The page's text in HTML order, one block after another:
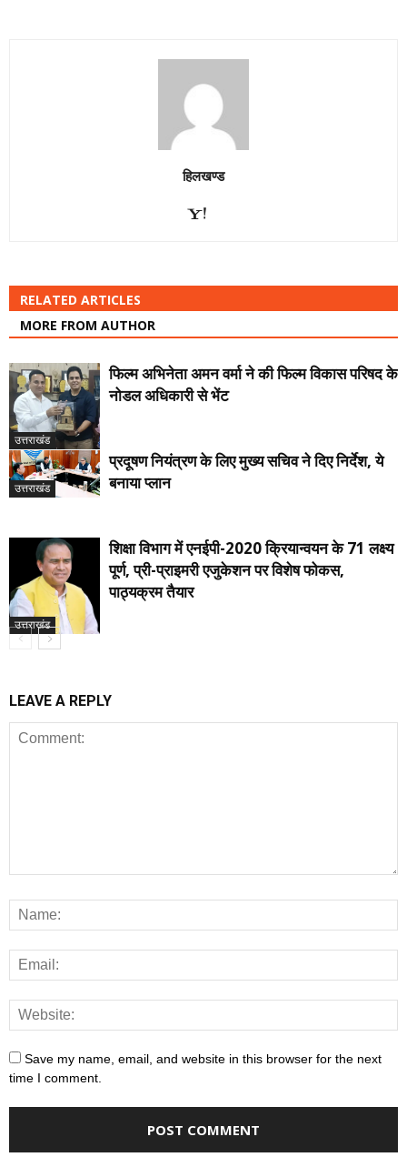
हिलखण्ड
RELATED ARTICLES
MORE FROM AUTHOR
उत्तराखंड
फिल्म अभिनेता अमन वर्मा ने की फिल्म विकास परिषद के
नोडल अधिकारी से भेंट
उत्तराखंड
प्रदूषण नियंत्रण के लिए मुख्य सचिव ने दिए निर्देश, ये
बनाया प्लान
उत्तराखंड
शिक्षा विभाग में एनईपी-2020 क्रियान्वयन के 71 लक्ष्य
पूर्ण, प्री-प्राइमरी एजुकेशन पर विशेष फोकस,
पाठ्यक्रम तैयार
LEAVE A REPLY
Save my name, email, and website in this browser for the next
time I comment.